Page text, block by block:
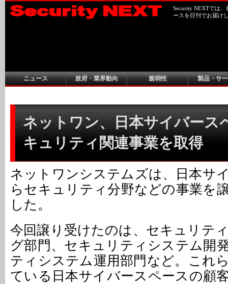
Security NEXTでは
ースを日刊でお届け
ニュース 政府・業界動向 脆弱性 製品・サ
ネットワン、日本サイバース
キュリティ関連事業を取得
ネットワンシステムズは、日本サ
らセキュリティ分野などの事業を
した。
今回譲り受けたのは、セキュリテ
グ部門、セキュリティシステム開
ティシステム運用部門など。これ
ている日本サイバースペースの顧